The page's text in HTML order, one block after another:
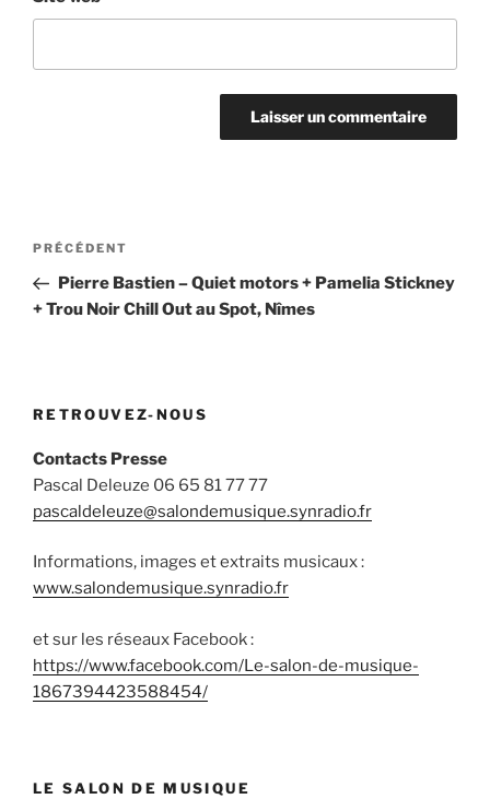
Navigation
l’article
Article
précédent
PRÉCÉDENT
Pierre Bastien – Quiet motors + Pamelia Stickney
+ Trou Noir Chill Out au Spot, Nîmes
RETROUVEZ-NOUS
Contacts Presse
Pascal Deleuze 06 65 81 77 77
pascaldeleuze@salondemusique.synradio.fr
Informations, images et extraits musicaux :
www.salondemusique.synradio.fr
et sur les réseaux Facebook :
https://www.facebook.com/Le-salon-de-musique-
1867394423588454/
LE SALON DE MUSIQUE